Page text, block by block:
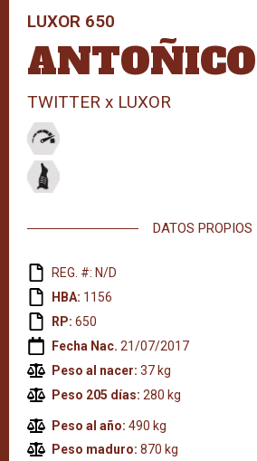
LUXOR 650
ANTOÑICO
TWITTER x LUXOR
DATOS PROPIOS
REG. #: N/D
HBA: 1156
RP: 650
Fecha Nac. 21/07/2017
Peso al nacer: 37 kg
Peso 205 días: 280 kg
Peso al año: 490 kg
Peso maduro: 870 kg